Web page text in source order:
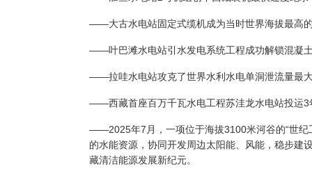
——大古水电站固定式缆机成为当时世界海拔最高
——叶巴滩水电站引水发电系统工程成功解锁混凝
——拉哇水电站攻克了世界水利水电单洞泄流量最
——西藏首座百万千瓦水电工程苏洼龙水电站投运3
——2025年7月， 一项位于海拔3100米河谷的“世纪
的水能资源，协同开发周边太阳能、风能，稳步建
藏清洁能源发展新纪元。